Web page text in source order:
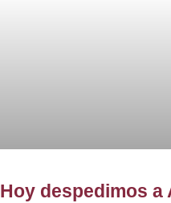
Hoy despedimos a